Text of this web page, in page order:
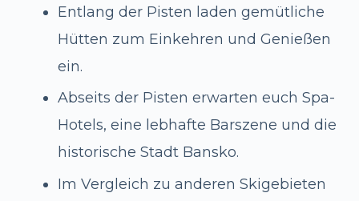
Entlang der Pisten laden gemütliche
Hütten zum Einkehren und Genießen
ein.
Abseits der Pisten erwarten euch Spa-
Hotels, eine lebhafte Barszene und die
historische Stadt Bansko.
Im Vergleich zu anderen Skigebieten